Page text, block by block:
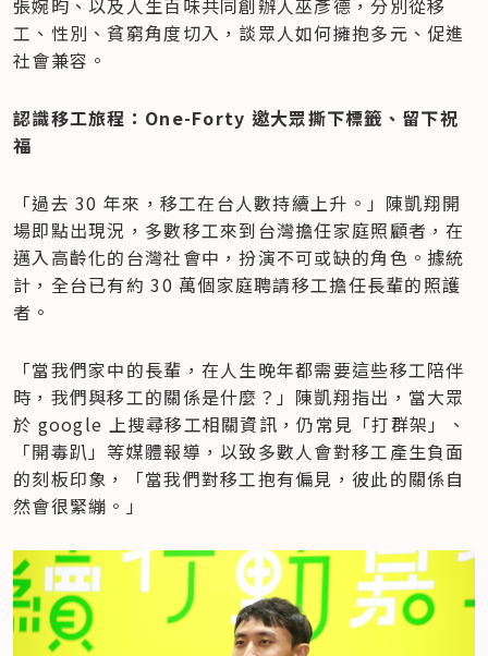
工、性別、貧窮角度切入，談眾人如何擁抱多元、促進
社會兼容。
認識移工旅程：One-Forty 邀大眾撕下標籤、留下祝
福
「過去 30 年來，移工在台人數持續上升。」陳凱翔開
場即點出現況，多數移工來到台灣擔任家庭照顧者，在
邁入高齡化的台灣社會中，扮演不可或缺的角色。據統
計，全台已有約 30 萬個家庭聘請移工擔任長輩的照護
者。
「當我們家中的長輩，在人生晚年都需要這些移工陪伴
時，我們與移工的關係是什麼？」陳凱翔指出，當大眾
於 google 上搜尋移工相關資訊，仍常見「打群架」、
「開毒趴」等媒體報導，以致多數人會對移工產生負面
的刻板印象，「當我們對移工抱有偏見，彼此的關係自
然會很緊繃。」